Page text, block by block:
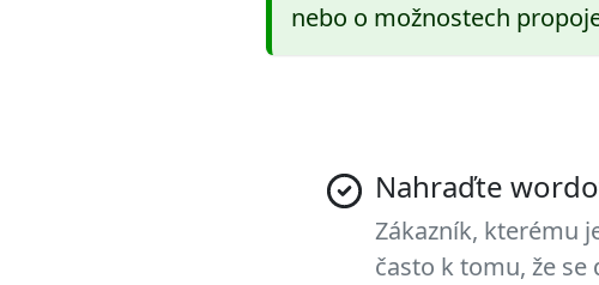
nebo o možnostech
Nahraďte
Zákazník, kterému
často k tomu, že